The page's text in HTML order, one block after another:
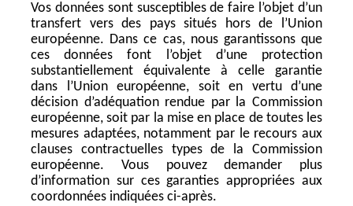
Vos données sont susceptibles de faire l’objet d’un
transfert vers des pays situés hors de l’Union
européenne. Dans ce cas, nous garantissons que
ces données font l’objet d’une protection
substantiellement équivalente à celle garantie
dans l’Union européenne, soit en vertu d’une
décision d’adéquation rendue par la Commission
européenne, soit par la mise en place de toutes les
mesures adaptées, notamment par le recours aux
clauses contractuelles types de la Commission
européenne. Vous pouvez demander plus
d’information sur ces garanties appropriées aux
coordonnées indiquées ci-après.